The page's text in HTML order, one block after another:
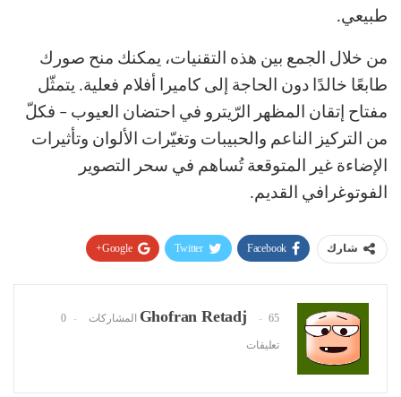
طبيعي.
من خلال الجمع بين هذه التقنيات، يمكنك منح صورك
طابعًا خالدًا دون الحاجة إلى كاميرا أفلام فعلية. يتمثّل
مفتاح إتقان المظهر الرّيترو في احتضان العيوب – فكلّ
من التركيز الناعم والحبيبات وتغيّرات الألوان وتأثيرات
الإضاءة غير المتوقعة تُساهم في سحر التصوير
الفوتوغرافي القديم.
شارك Facebook
Twitter
Google+
البريد الإلكتروني Ghofran Retadj 65 المشاركات 0
تعليقات